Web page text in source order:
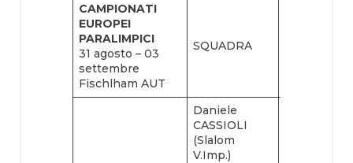
CAMPIONATI
EUROPEI
PARALIMPICI
31 agosto – 03
settembre
Fischlham AUT
SQUADRA
Daniele
CASSIOLI
(Slalom
V.Imp.)